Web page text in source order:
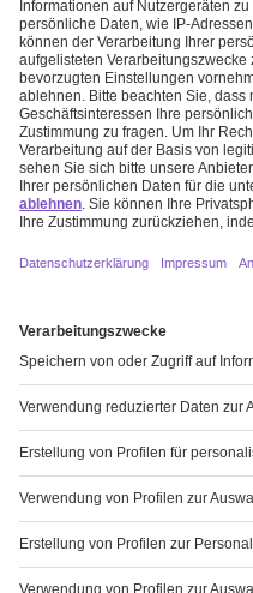
NICHT ABWARTEN,